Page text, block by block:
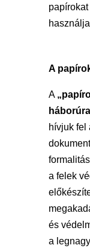
A
A
hívjuk fel
a felek
és
a